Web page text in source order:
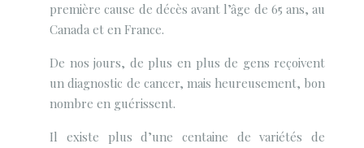
première cause de décès avant l’âge de 65 ans, au
Canada et en France.
De nos jours, de plus en plus de gens reçoivent
un diagnostic de cancer, mais heureusement, bon
nombre en guérissent.
Il existe plus d’une centaine de variétés de